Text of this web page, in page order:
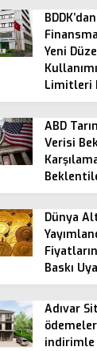
Yeni
Limitleri
ABD
Verisi
Dünya
Baskı
Adıvar
indirimle